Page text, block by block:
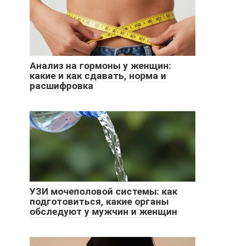
Анализ на гормоны у женщин:
какие и как сдавать, норма и
расшифровка
УЗИ мочеполовой системы: как
подготовиться, какие органы
обследуют у мужчин и женщин